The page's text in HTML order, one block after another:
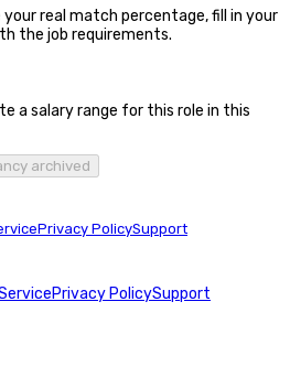
your real match percentage, fill in your
the job requirements.
a salary range for this role in this
archived
Privacy PolicySupport
Privacy PolicySupport